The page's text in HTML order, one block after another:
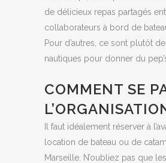
de délicieux repas partagés
collaborateurs à bord de
Pour d’autres, ce sont plutôt
nautiques pour donner du
COMMENT SE
Il faut idéalement réserver à
location de bateau ou de
Marseille. N’oubliez pas que